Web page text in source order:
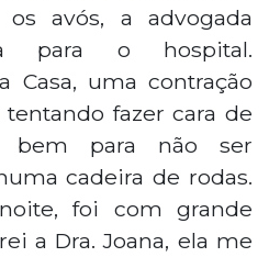
avós, a advogada
para o hospital.
Casa, uma contração
fazer cara de
bem para não ser
cadeira de rodas.
foi com grande
a Dra. Joana, ela me